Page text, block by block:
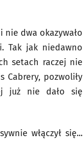
dwa okazywało
Tak jak niedawno
setach raczej nie
Cabrery, pozwoliły
już nie dało się
włączył się...